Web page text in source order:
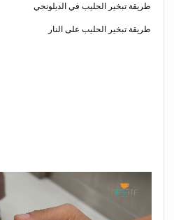
طريقة تبخير الحليب في الديلونجي
طريقة تبخير الحليب على النار